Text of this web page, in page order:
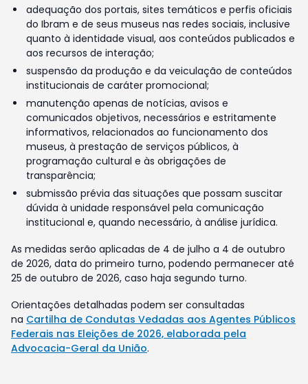
adequação dos portais, sites temáticos e perfis oficiais
do Ibram e de seus museus nas redes sociais, inclusive
quanto à identidade visual, aos conteúdos publicados e
aos recursos de interação;
suspensão da produção e da veiculação de conteúdos
institucionais de caráter promocional;
manutenção apenas de notícias, avisos e
comunicados objetivos, necessários e estritamente
informativos, relacionados ao funcionamento dos
museus, à prestação de serviços públicos, à
programação cultural e às obrigações de
transparência;
submissão prévia das situações que possam suscitar
dúvida à unidade responsável pela comunicação
institucional e, quando necessário, à análise jurídica.
As medidas serão aplicadas de 4 de julho a 4 de outubro
de 2026, data do primeiro turno, podendo permanecer até
25 de outubro de 2026, caso haja segundo turno.
Orientações detalhadas podem ser consultadas
na Cartilha de Condutas Vedadas aos Agentes Públicos
Federais nas Eleições de 2026, elaborada pela
Advocacia-Geral da União.